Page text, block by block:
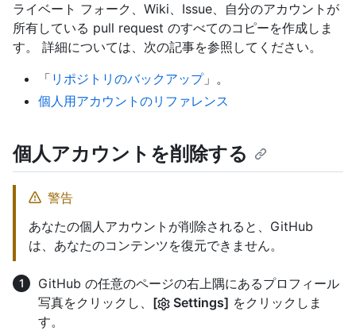
ライベート フォーク、Wiki、Issue、自分のアカウントが
所有している pull request のすべてのコピーを作成しま
す。 詳細については、次の記事を参照してください。
「 リポジトリのバックアップ」。
個人用アカウントのリファレンス
個人アカウントを削除する
警告
あなたの個人アカウントが削除されると、GitHub
は、あなたのコンテンツを復元できません。
GitHub の任意のページの右上隅にあるプロフィール
写真をクリックし、 [ Settings] をクリックしま
す。